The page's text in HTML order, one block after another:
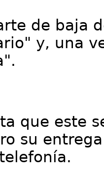
de baja
y, una
que este
su